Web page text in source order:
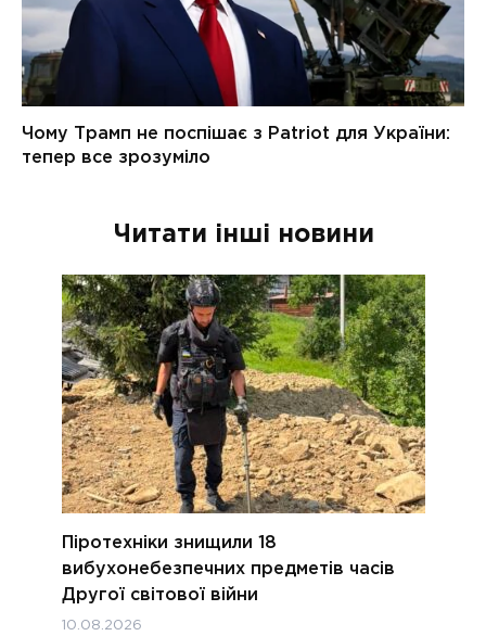
Читати інші новини
Піротехніки знищили 18
вибухонебезпечних предметів часів
Другої світової війни
10.08.2026